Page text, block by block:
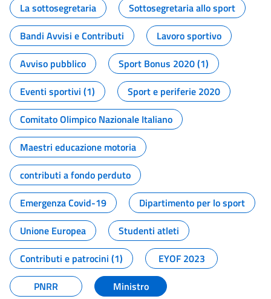
La sottosegretaria
Sottosegretaria allo sport
Bandi Avvisi e Contributi
Lavoro sportivo
Avviso pubblico
Sport Bonus 2020 (1)
Eventi sportivi (1)
Sport e periferie 2020
Comitato Olimpico Nazionale Italiano
Maestri educazione motoria
contributi a fondo perduto
Emergenza Covid-19
Dipartimento per lo sport
Unione Europea
Studenti atleti
Contributi e patrocini (1)
EYOF 2023
PNRR
Ministro